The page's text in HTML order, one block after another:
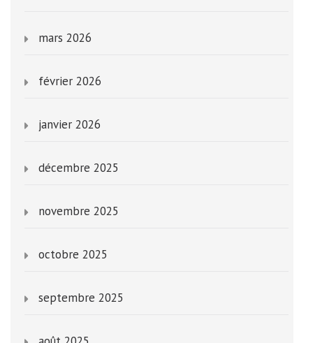
mars 2026
février 2026
janvier 2026
décembre 2025
novembre 2025
octobre 2025
septembre 2025